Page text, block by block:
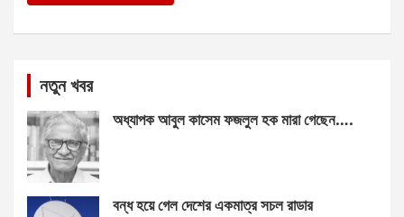
নতুন খবর
অধ্যাপক আবুল কাসেম ফজলুল হক মারা গেছেন….
বন্ধ হয়ে গেল দেশের একমাত্র সচল রাডার